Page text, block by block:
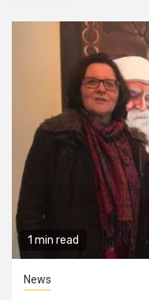
1 min read
News